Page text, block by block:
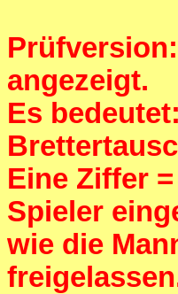
angezeigt.
Es
Eine Ziffer
Spieler
wie die